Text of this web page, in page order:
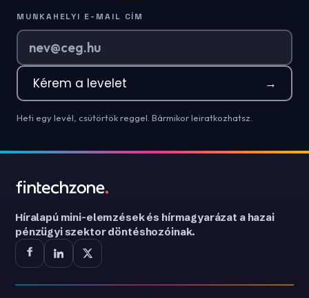
MUNKAHELYI E-MAIL CÍM
Kérem a levelet →
Heti egy levél, csütörtök reggel. Bármikor leiratkozhatsz.
Híralapú mini-elemzések és hírmagyarázat a hazai
pénzügyi szektor döntéshozóinak.